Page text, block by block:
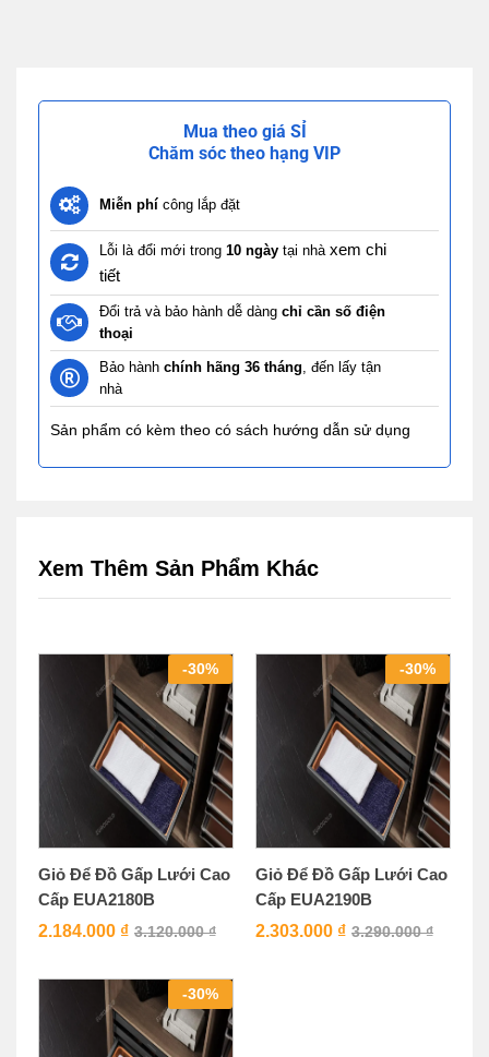
Mua theo giá SỈ
Chăm sóc theo hạng VIP
Miễn phí công lắp đặt
Lỗi là đổi mới trong 10 ngày tại nhà xem chi
tiết
Đổi trả và bảo hành dễ dàng chỉ cần số điện
thoại
Bảo hành chính hãng 36 tháng , đến lấy tận
nhà
Sản phẩm có kèm theo có sách hướng dẫn sử dụng
Xem Thêm Sản Phẩm Khác
-30%
Giỏ Để Đồ Gấp Lưới Cao
Cấp EUA2180B
2.184.000 ₫ 3.120.000₫
-30%
Giỏ Để Đồ Gấp Lưới Cao
Cấp EUA2190B
2.303.000 ₫ 3.290.000₫
-30%